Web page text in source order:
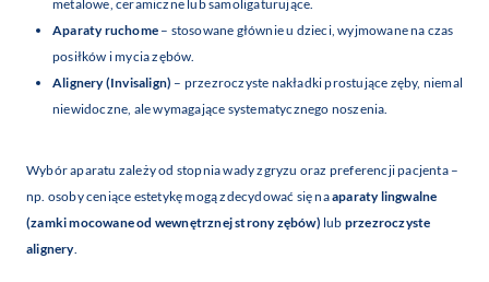
metalowe, ceramiczne lub samoligaturujące.
Aparaty ruchome – stosowane głównie u dzieci, wyjmowane na czas
posiłków i mycia zębów.
Alignery (Invisalign) – przezroczyste nakładki prostujące zęby, niemal
niewidoczne, ale wymagające systematycznego noszenia.
Wybór aparatu zależy od stopnia wady zgryzu oraz preferencji pacjenta –
np. osoby ceniące estetykę mogą zdecydować się naaparaty lingwalne
(zamki mocowane od wewnętrznej strony zębów) lub przezroczyste
alignery.